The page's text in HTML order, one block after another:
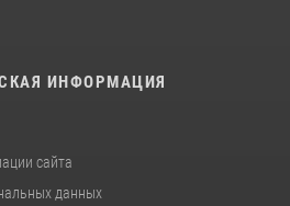
ИНФОРМАЦИЯ
сайта
данных